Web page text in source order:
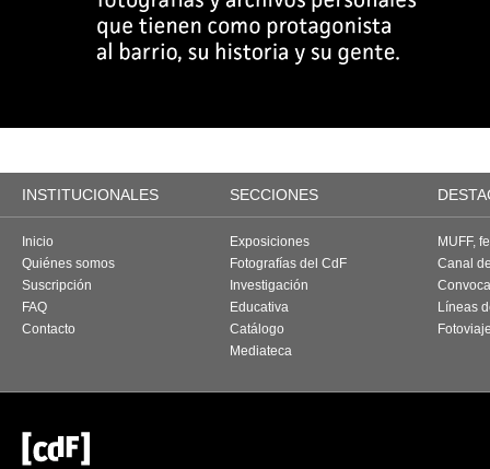
INSTITUCIONALES SECCIONES
Inicio
Quiénes somos
Suscripción
FAQ
Contacto
Exposiciones
Fotografías del CdF
Investigación
Educativa
Catálogo
Mediateca
MUFF,
Canal
Líneas